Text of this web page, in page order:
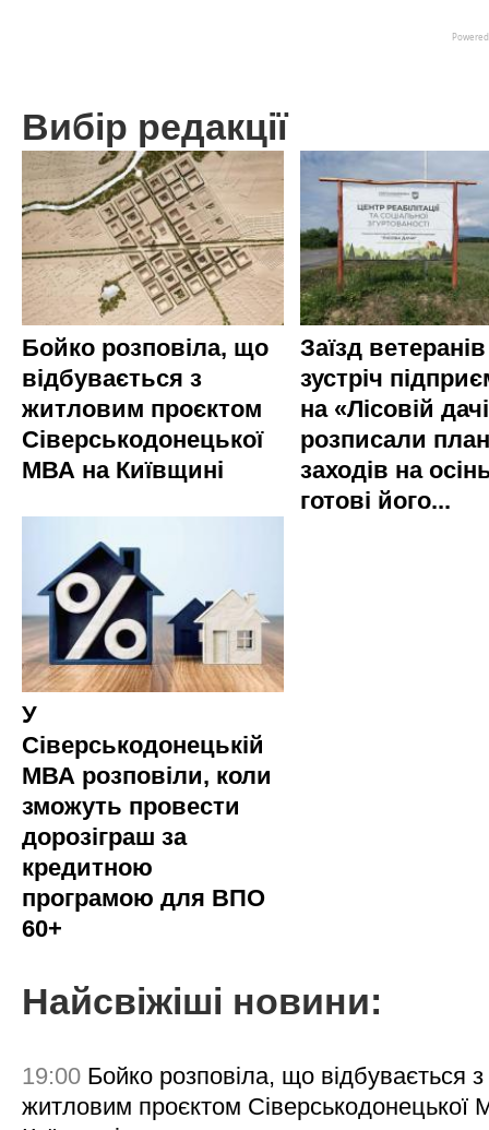
Вибір редакції
Бойко розповіла, що
відбувається з
житловим проєктом
Сіверськодонецької
МВА на Київщині
Заїзд
зустріч
на «Лісовій
розписали план
заходів на
готові його...
У
Сіверськодонецькій
МВА розповіли, коли
зможуть провести
дорозіграш за
кредитною
програмою для ВПО
60+
Найсвіжіші новини:
19:00 Бойко розповіла, що відбувається з
житловим проєктом Сіверськодонецької